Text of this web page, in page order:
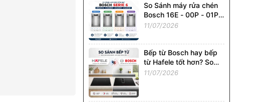
So Sánh máy rửa chén
Bosch 16E - 00P - 01P -
02P: Model Nào Đáng
11/07/2026
Bếp từ Bosch hay bếp
từ Hafele tốt hơn? So
sánh chi tiết từ A - Z
11/07/2026